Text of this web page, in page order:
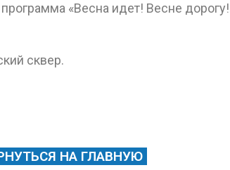
«Весна идет! Весне
сквер.
НА ГЛАВНУЮ